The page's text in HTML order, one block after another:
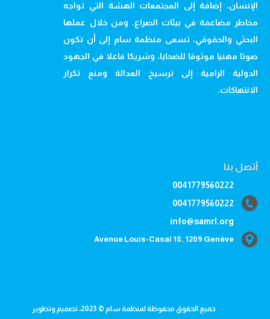
الإنسان، إضافة إلى المجتمعات الهشة التي تواجه
مخاطر مضاعفة في بيئات الصراع. ومن خلال عملها
البحثي والحقوقي، تسعى منظمة سام إلى أن تكون
صوتا مهنيا موثوقا للضحايا، وشريكا فاعلا في الجهود
الدولية الرامية إلى ترسيخ العدالة ومنع تكرار
الانتهاكات.
أتصل بنا
0041779560222
0041779560222
info@samrl.org
Avenue Louis-Casaï 18, 1209 Genève
جميع الحقوق محفوظة لمنظمة سام © 2023، تصميم وتطوير